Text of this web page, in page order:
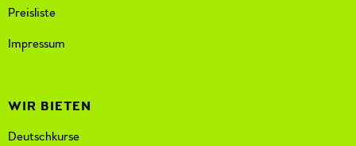
Preisliste
Impressum
WIR BIETEN
Deutschkurse